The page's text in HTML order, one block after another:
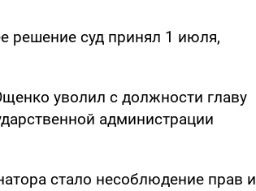
решение суд принял 1 июля,
уволил с должности главу
администрации
стало несоблюдение прав и